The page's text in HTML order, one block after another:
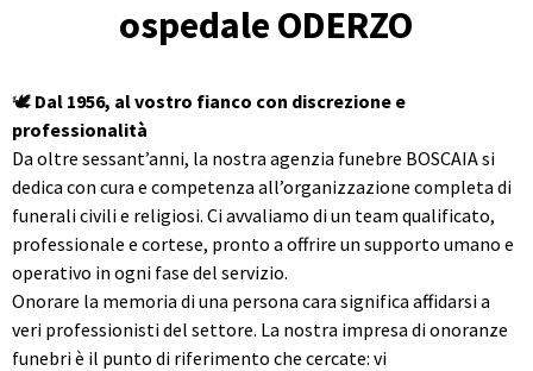
ospedale ODERZO
🕊️ Dal 1956, al vostro fianco con discrezione e
professionalità
Da oltre sessant’anni, la nostra agenzia funebre BOSCAIA si
dedica con cura e competenza all’organizzazione completa di
funerali civili e religiosi. Ci avvaliamo di un team qualificato,
professionale e cortese, pronto a offrire un supporto umano e
operativo in ogni fase del servizio.
Onorare la memoria di una persona cara significa affidarsi a
veri professionisti del settore. La nostra impresa di onoranze
funebri è il punto di riferimento che cercate: vi